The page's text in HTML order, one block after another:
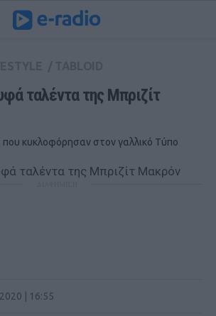
ταλέντα της Μπριζίτ
κυκλοφόρησαν στον γαλλικό Τύπο
| 16:55